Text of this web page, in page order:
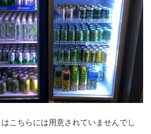
こちらには用意されていませんでし